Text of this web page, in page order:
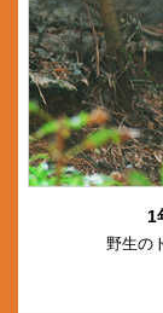
1
野生の